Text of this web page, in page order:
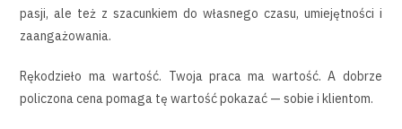
pasji, ale też z szacunkiem do własnego czasu, umiejętności i
zaangażowania.
Rękodzieło ma wartość. Twoja praca ma wartość. A dobrze
policzona cena pomaga tę wartość pokazać — sobie i klientom.